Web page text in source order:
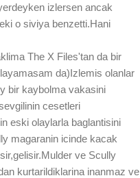
izlersen ancak
o siviya benzetti.Hani
The X Files'tan da bir
da)Izlemis olanlar
bir kaybolma vakasini
cesetleri
eski olaylarla baglantisini
magaranin icinde kacak
ve Scully
kurtarildiklarina inanmaz ve